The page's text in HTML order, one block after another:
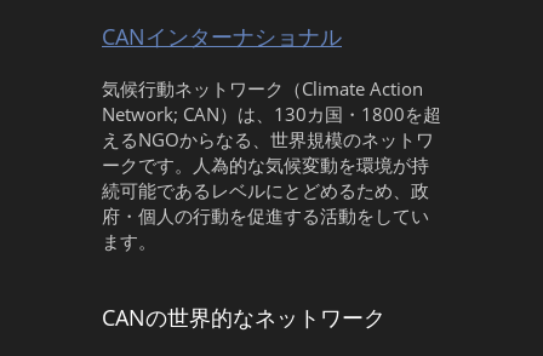
CANインターナショナル
気候行動ネットワーク（Climate Action
Network; CAN）は、130カ国・1800を超
えるNGOからなる、世界規模のネットワ
ークです。人為的な気候変動を環境が持
続可能であるレベルにとどめるため、政
府・個人の行動を促進する活動をしてい
ます。
CANの世界的なネットワーク